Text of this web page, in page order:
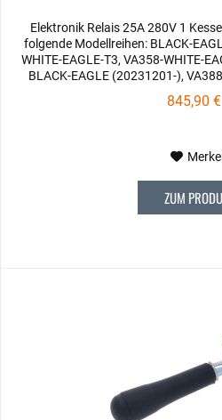
Elektronik Relais 25A 280V 1
folgende Modellreihen: BLACK-
WHITE-EAGLE-T3, VA358-WHITE-
BLACK-EAGLE (20231201-),
845,90
ZUM